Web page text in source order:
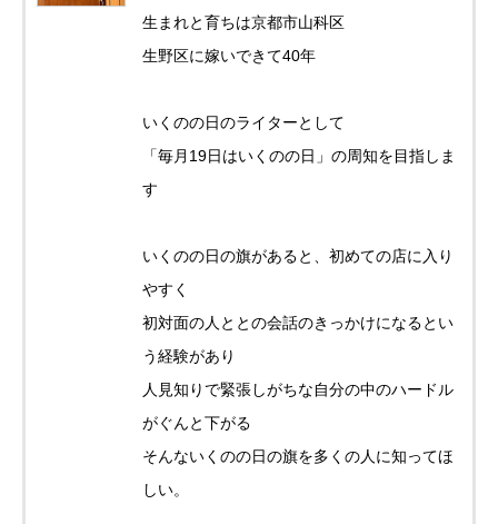
生まれと育ちは京都市山科区
生野区に嫁いできて40年
いくのの日のライターとして
「毎月19日はいくのの日」の周知を目指しま
す
いくのの日の旗があると、初めての店に入り
やすく
初対面の人ととの会話のきっかけになるとい
う経験があり
人見知りで緊張しがちな自分の中のハードル
がぐんと下がる
そんないくのの日の旗を多くの人に知ってほ
しい。